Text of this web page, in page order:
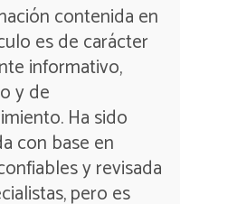
contenida en
es de carácter
informativo,
y de
Ha sido
con base en
y revisada
pero es